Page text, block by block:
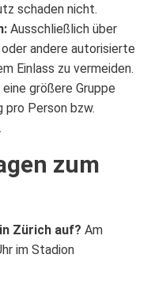
schaden nicht.
Ausschließlich über
andere autorisierte
Einlass zu vermeiden.
größere Gruppe
Person bzw.
zum
Zürich auf? Am
im Stadion